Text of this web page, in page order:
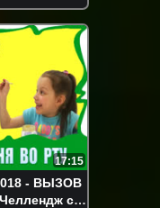
17:15
- ВЫЗОВ
с